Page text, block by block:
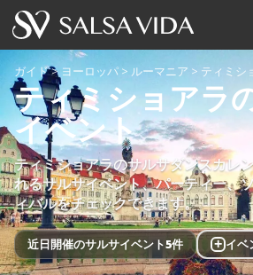
ホーム
イベント
ニュース
記事
動画
ガイド> ヨーロッパ > ルーマニア > ティミシ
ティミショアラ
イベント
ティミショアラのサルサダンスカレ
れるサルサイベント、パーティー、
ィバルをチェックできます。
近日開催のサルサイベント5件 + イベ